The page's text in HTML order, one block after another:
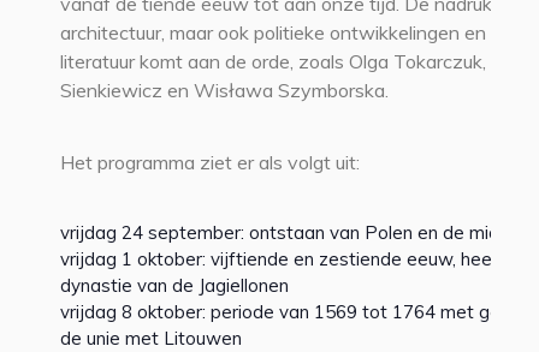
architectuur, maar ook politieke ontwikkelingen en de
literatuur komt aan de orde, zoals Olga Tokarczuk,
Sienkiewicz en Wisława Szymborska.
Het programma ziet er als volgt uit:
vrijdag 24 september: ontstaan van Polen en de
vrijdag 1 oktober: vijftiende en zestiende eeuw,
dynastie van de Jagiellonen
vrijdag 8 oktober: periode van 1569 tot 1764 met
de unie met Litouwen